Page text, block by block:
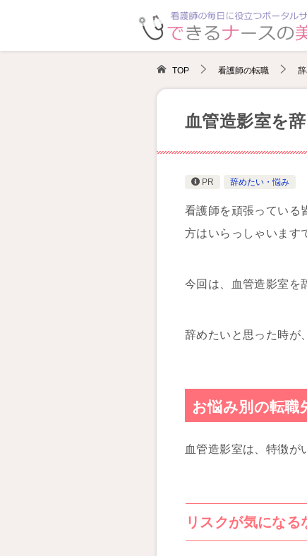
TOP 看護師の転職
血管造影室を
PR 辞めたい・悩み
看護師を頑張っている
方はいらっしゃいます
今回は、血管造影室を
辞めたいと思った時が
お悩み別の転職
血管造影室は、特徴が
リスクが気にな